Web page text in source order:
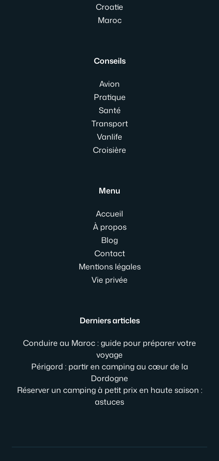
Croatie
Maroc
Conseils
Avion
Pratique
Santé
Transport
Vanlife
Croisière
Menu
Accueil
À propos
Blog
Contact
Mentions légales
Vie privée
Derniers articles
Conduire au Maroc : guide pour préparer votre
voyage
Périgord : partir en camping au cœur de la
Dordogne
Réserver un camping à petit prix en haute saison :
astuces